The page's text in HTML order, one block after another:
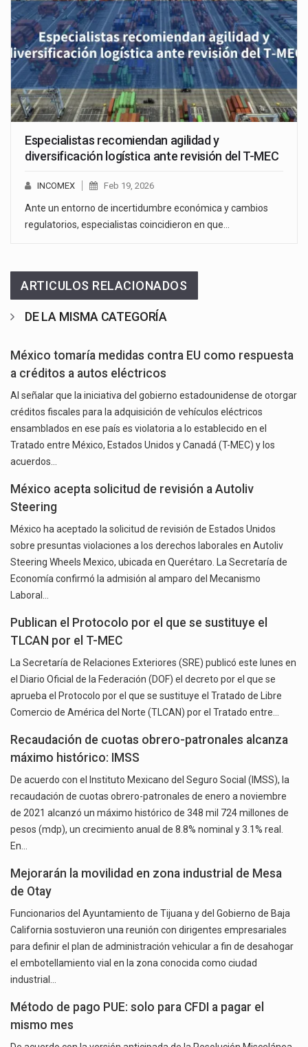
Especialistas recomiendan agilidad y
diversificación logística ante revisión del T-MEC
INCOMEX Feb 19, 2026
Ante un entorno de incertidumbre económica y cambios
regulatorios, especialistas coincidieron en que…
ARTICULOS RELACIONADOS
DE LA MISMA CATEGORÍA
México tomaría medidas contra EU como respuesta
a créditos a autos eléctricos
Al señalar que la iniciativa del gobierno estadounidense de otorgar
créditos fiscales para la adquisición de vehículos eléctricos
ensamblados en ese país es violatoria a lo establecido en el
Tratado entre México, Estados Unidos y Canadá (T-MEC) y los
acuerdos…
México acepta solicitud de revisión a Autoliv
Steering
México ha aceptado la solicitud de revisión de Estados Unidos
sobre presuntas violaciones a los derechos laborales en Autoliv
Steering Wheels Mexico, ubicada en Querétaro. La Secretaría de
Economía confirmó la admisión al amparo del Mecanismo
Laboral…
Publican el Protocolo por el que se sustituye el
TLCAN por el T-MEC
La Secretaría de Relaciones Exteriores (SRE) publicó este lunes en
el Diario Oficial de la Federación (DOF) el decreto por el que se
aprueba el Protocolo por el que se sustituye el Tratado de Libre
Comercio de América del Norte (TLCAN) por el Tratado entre…
Recaudación de cuotas obrero-patronales alcanza
máximo histórico: IMSS
De acuerdo con el Instituto Mexicano del Seguro Social (IMSS), la
recaudación de cuotas obrero-patronales de enero a noviembre
de 2021 alcanzó un máximo histórico de 348 mil 724 millones de
pesos (mdp), un crecimiento anual de 8.8% nominal y 3.1% real.
En…
Mejorarán la movilidad en zona industrial de Mesa
de Otay
Funcionarios del Ayuntamiento de Tijuana y del Gobierno de Baja
California sostuvieron una reunión con dirigentes empresariales
para definir el plan de administración vehicular a fin de desahogar
el embotellamiento vial en la zona conocida como ciudad
industrial…
Método de pago PUE: solo para CFDI a pagar el
mismo mes